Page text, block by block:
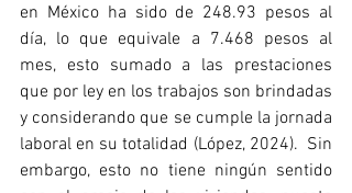
en México ha sido de 248.93 pesos al
día, lo que equivale a 7.468 pesos al
mes, esto sumado a las prestaciones
que por ley en los trabajos son brindadas
y considerando que se cumple la jornada
laboral en su totalidad (López, 2024).  Sin
embargo, esto no tiene ningún sentido